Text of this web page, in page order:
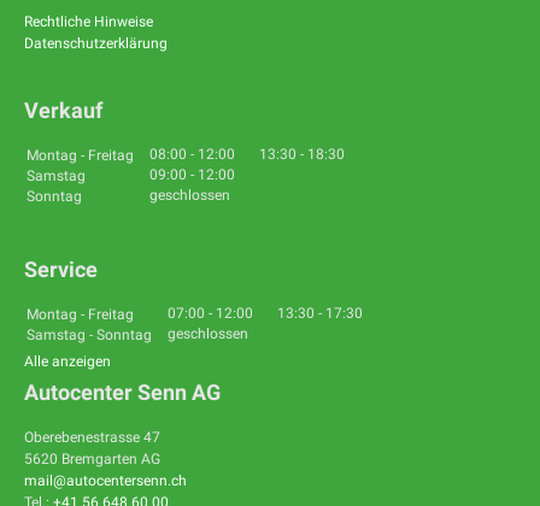
Rechtliche Hinweise
Datenschutzerklärung
Verkauf
Montag - Freitag 08:00 - 12:00 13:30 - 18:30
Samstag
09:00 - 12:00
Sonntag
geschlossen
Service
Montag - Freitag 07:00 - 12:00 13:30 - 17:30
Samstag - Sonntag
geschlossen
Alle anzeigen
Oberebenestrasse 47
5620 Bremgarten AG
mail@autocentersenn.ch
Tel.: +41 56 648 60 00